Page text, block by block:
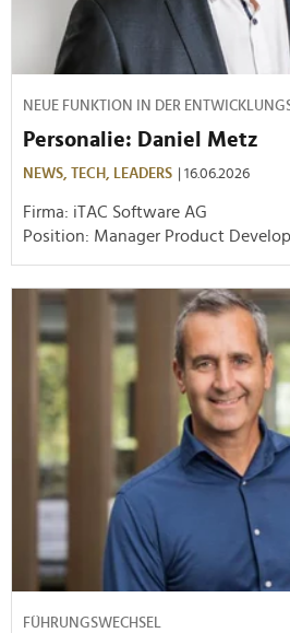
NEUE FUNKTION IN DER
Personalie: Daniel Metz
NEWS, TECH, LEADERS | 16.06.2026
Firma: iTAC Software AG
Position: Manager Product
FÜHRUNGSWECHSEL